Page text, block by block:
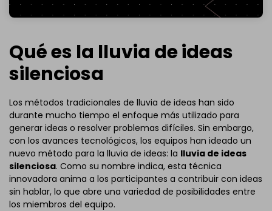
Qué es la lluvia de ideas
silenciosa
Los métodos tradicionales de lluvia de ideas han sido
durante mucho tiempo el enfoque más utilizado para
generar ideas o resolver problemas difíciles. Sin embargo,
con los avances tecnológicos, los equipos han ideado un
nuevo método para la lluvia de ideas: la lluvia de ideas
silenciosa. Como su nombre indica, esta técnica
innovadora anima a los participantes a contribuir con ideas
sin hablar, lo que abre una variedad de posibilidades entre
los miembros del equipo.